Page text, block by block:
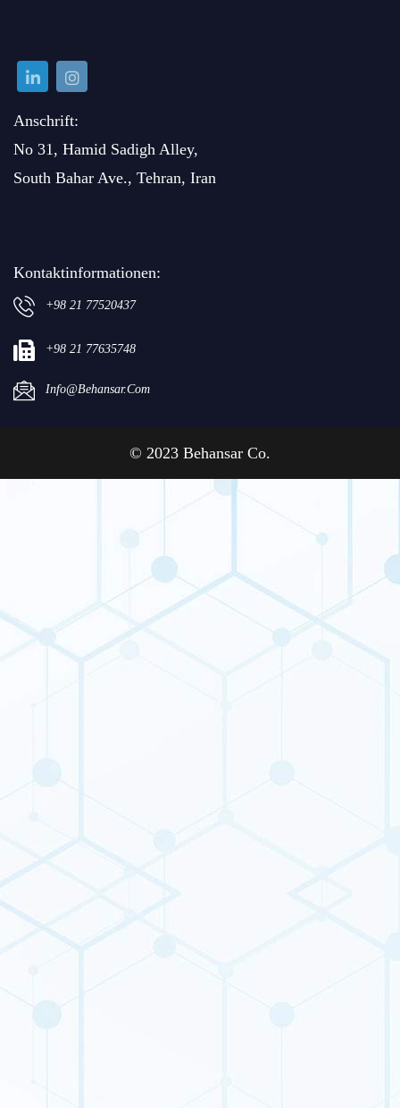
Anschrift:
No 31, Hamid Sadigh Alley,
South Bahar Ave., Tehran, Iran
Kontaktinformationen:
+98 21 77520437
+98 21 77635748
Info@behansar.com
© 2023 Behansar Co.